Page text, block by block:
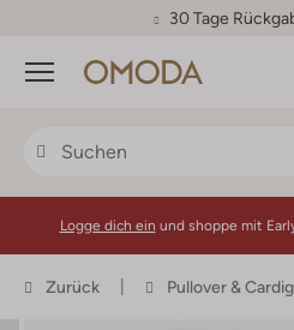
30 Tage
Menü
Logge dich ein und shoppe mit
Zurück Pullover &